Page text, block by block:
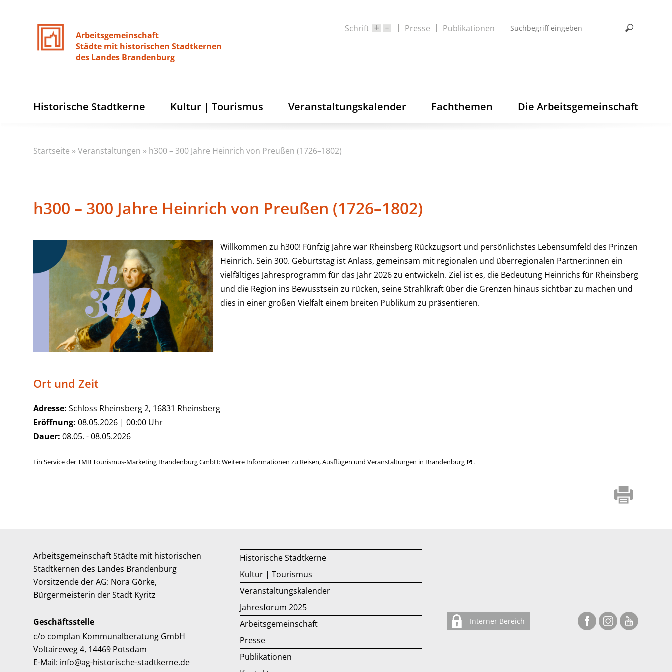
Arbeitsgemeinschaft
Städte mit historischen Stadtkernen
des Landes Brandenburg
Schrift Presse Publikationen
Historische Stadtkerne Kultur | Tourismus Veranstaltungskalender Fachthemen Die Arbeitsgemeinschaft
Startseite »Veranstaltungen » h300 – 300 Jahre Heinrich von Preußen (1726–1802)
h300 – 300 Jahre Heinrich von Preußen (1726–1802)
Willkommen zu h300! Fünfzig Jahre war Rheinsberg Rückzugsort und persönlichstes Lebensumfeld des Prinzen
Heinrich. Sein 300. Geburtstag ist Anlass, gemeinsam mit regionalen und überregionalen Partner:innen ein
vielfältiges Jahresprogramm für das Jahr 2026 zu entwickeln. Ziel ist es, die Bedeutung Heinrichs für Rheinsberg
und die Region ins Bewusstsein zu rücken, seine Strahlkraft über die Grenzen hinaus sichtbar zu machen und
dies in einer großen Vielfalt einem breiten Publikum zu präsentieren.
Ort und Zeit
Adresse: Schloss Rheinsberg 2, 16831 Rheinsberg
Eröffnung: 08.05.2026 | 00:00 Uhr
Dauer: 08.05. - 08.05.2026
Ein Service der TMB Tourismus-Marketing Brandenburg GmbH: Weitere Informationen zu Reisen, Ausflügen und Veranstaltungen in Brandenburg .
Arbeitsgemeinschaft Städte mit historischen
Stadtkernen des Landes Brandenburg
Vorsitzende der AG: Nora Görke,
Bürgermeisterin der Stadt Kyritz
Geschäftsstelle
c/o complan Kommunalberatung GmbH
Voltaireweg 4, 14469 Potsdam
E-Mail: info@ag-historische-stadtkerne.de
Historische Stadtkerne
Kultur | Tourismus
Veranstaltungskalender
Jahresforum 2025
Arbeitsgemeinschaft
Presse
Publikationen
Interner Bereich